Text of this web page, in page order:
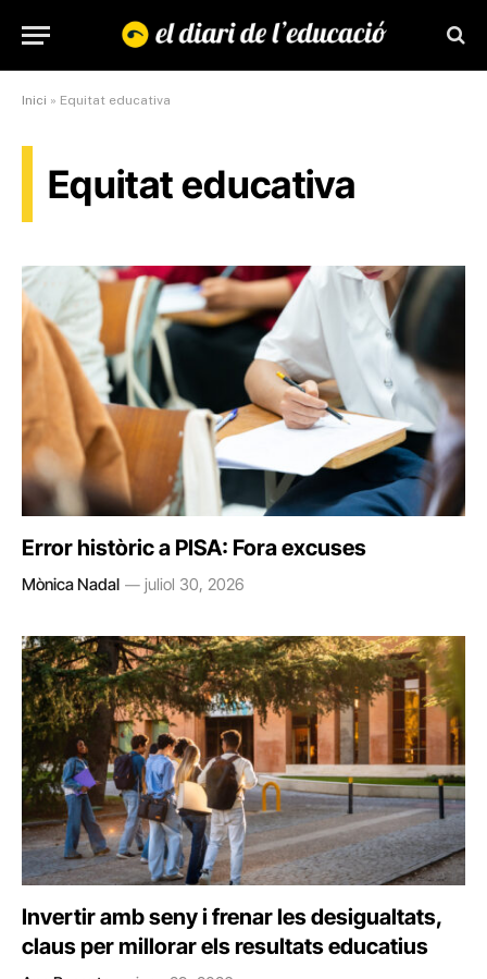
Inici » Equitat educativa
Equitat educativa
Error històric a PISA: Fora excuses
Mònica Nadal juliol 30, 2026
Invertir amb seny i frenar les desigualtats,
claus per millorar els resultats educatius